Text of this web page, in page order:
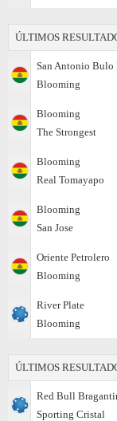
ÚLTIMOS
San Antonio Bulo
Blooming
Blooming
The Strongest
Blooming
Real Tomayapo
Blooming
San Jose
Oriente Petrolero
Blooming
River Plate
Blooming
ÚLTIMOS
Red Bull
Sporting Cristal